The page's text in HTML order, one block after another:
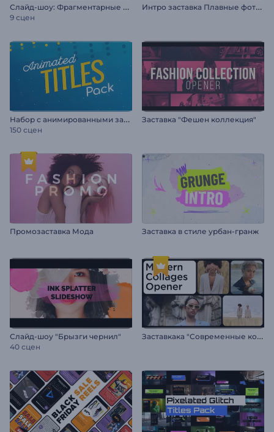
С
лайд-шоу: Фрагментарные переходы
9 сцен
И
нтро заставка Плавные фоторамки
Н
абор с анимированными заголовками
150 сцен
Заставка "Фешен коллекция"
Промозаставка Мода Заставка в стиле урбан-гранж
Слайд-шоу "Брызги чернил"
40 сцен
З
аставкака "Современные коллажи"